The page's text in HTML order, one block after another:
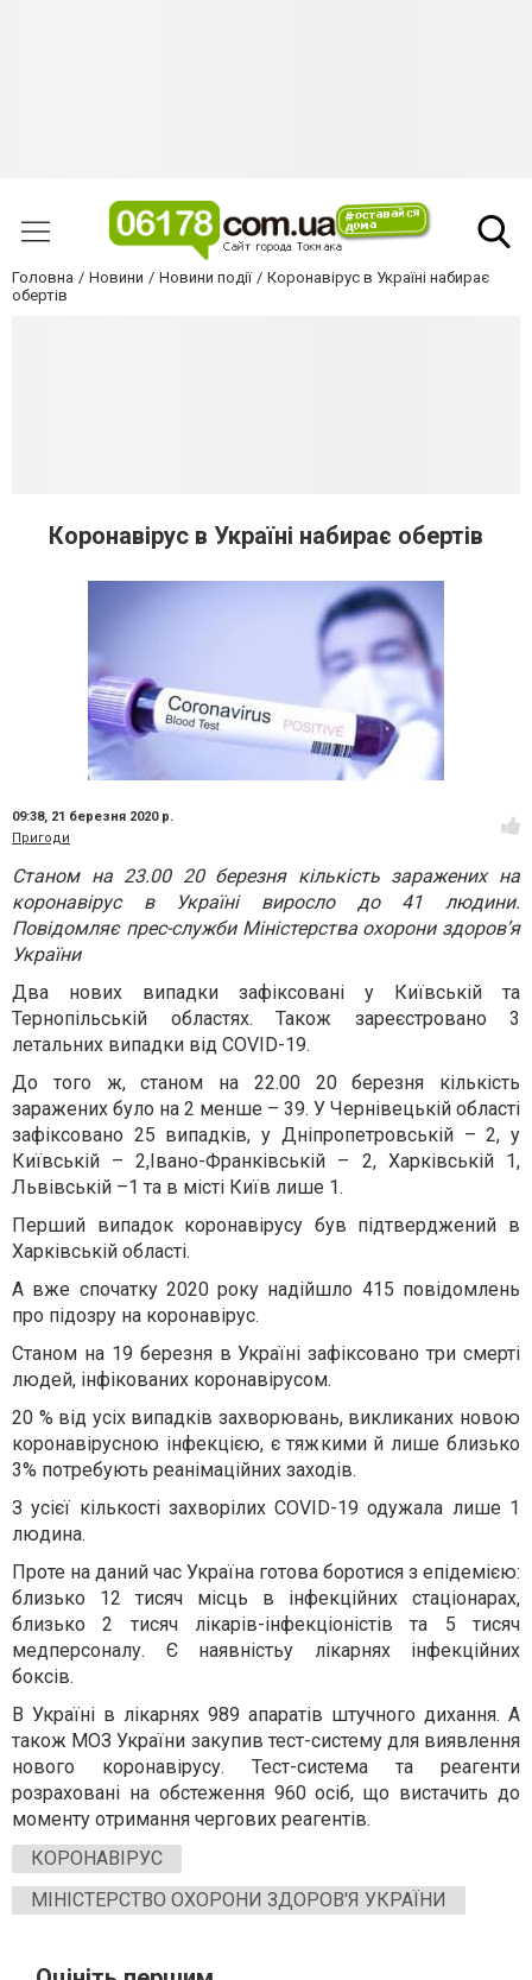
Головна Новини Новини події
Коронавірус в Україні набирає
обертів
Коронавірус в Україні набирає обертів
09:38, 21 березня 2020 р.
Пригоди
Станом на 23.00 20 березня кількість заражених на
коронавірус в Україні виросло до 41 людини.
Повідомляє прес-служби Міністерства охорони здоров’я
України
Два нових випадки зафіксовані у Київській та
Тернопільській областях. Також зареєстровано 3
летальних випадки від COVID-19.
До того ж, станом на 22.00 20 березня кількість
заражених було на 2 менше – 39. У Чернівецькій області
зафіксовано 25 випадків, у Дніпропетровській – 2, у
Київській – 2,Івано-Франківській – 2, Харківській 1,
Львівській –1 та в місті Київ лише 1.
Перший випадок коронавірусу був підтверджений в
Харківській області.
А вже спочатку 2020 року надійшло 415 повідомлень
про підозру на коронавірус.
Станом на 19 березня в Україні зафіксовано три смерті
людей, інфікованих коронавірусом.
20 % від усіх випадків захворювань, викликаних новою
коронавірусною інфекцією, є тяжкими й лише близько
3% потребують реанімаційних заходів.
З усієї кількості захворілихCOVID-19 одужала лише 1
людина.
Проте на даний час Україна готова боротися з епідемією:
близько 12 тисяч місць в інфекційних стаціонарах,
близько 2 тисяч лікарів-інфекціоністів та 5 тисяч
медперсоналу. Є наявністьу лікарнях інфекційних
боксів.
В Україні в лікарнях 989 апаратів штучного дихання. А
також МОЗ України закупив тест-систему для виявлення
нового коронавірусу. Тест-система та реагенти
розраховані на обстеження 960 осіб, що вистачить до
моменту отримання чергових реагентів.
КОРОНАВІРУС
МІНІСТЕРСТВО ОХОРОНИ ЗДОРОВ'Я УКРАЇНИ